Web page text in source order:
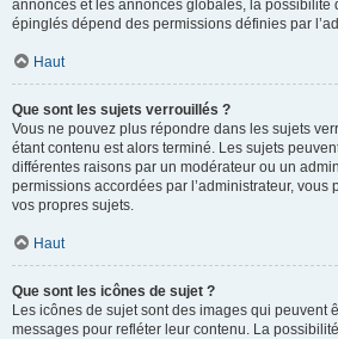
annonces et les annonces globales, la possibilité
épinglés dépend des permissions définies par
Haut
Que sont les sujets verrouillés ?
Vous ne pouvez plus répondre dans les sujets
étant contenu est alors terminé. Les sujets
différentes raisons par un modérateur ou un
permissions accordées par l’administrateur, vous
vos propres sujets.
Haut
Que sont les icônes de sujet ?
Les icônes de sujet sont des images qui peuvent
messages pour refléter leur contenu. La